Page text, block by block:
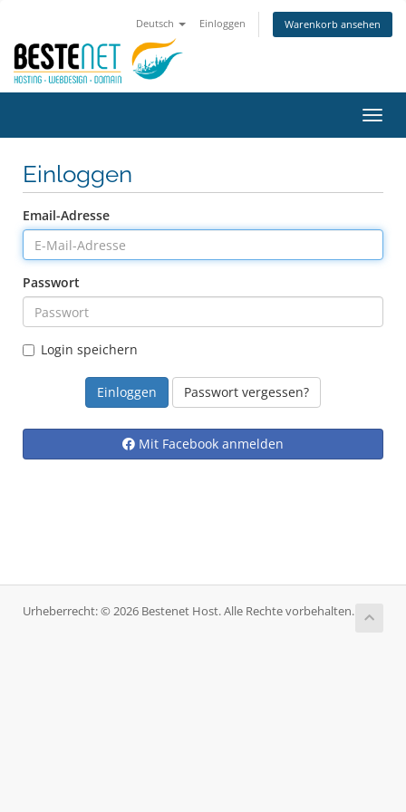
Deutsch Einloggen Warenkorb ansehen
ein-/
Einloggen
Email-Adresse
Passwort
Login speichern
Passwort vergessen?
Mit Facebook anmelden
Urheberrecht: © 2026 Bestenet Host. Alle Rechte vorbehalten.